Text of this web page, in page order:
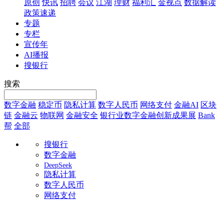
原创 快讯 招聘 会议 江湖 理财 福利汇 金视点 数据解读
政策速递
专题
专栏
宣传年
AI播报
搜银行
搜索
数字金融 稳定币 隐私计算 数字人民币 网络支付 金融AI 区块
链 金融云 物联网 金融安全 银行业数字金融创新成果展 Bank
帮 全部
搜银行
数字金融
DeepSeek
隐私计算
数字人民币
网络支付